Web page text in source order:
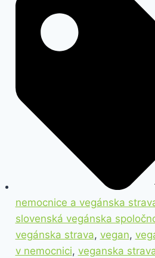
nemocnice a vegánska
slovenská vegánska
vegánska strava, vegan,
v nemocnici, veganska